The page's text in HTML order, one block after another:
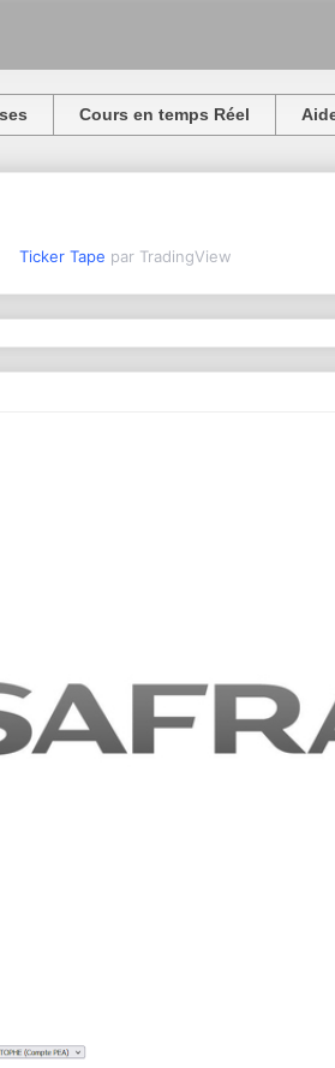
Cours en temps Réel
Ticker Tape par TradingView